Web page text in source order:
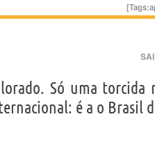
[Tags:
Só uma torcida
é a o Brasil